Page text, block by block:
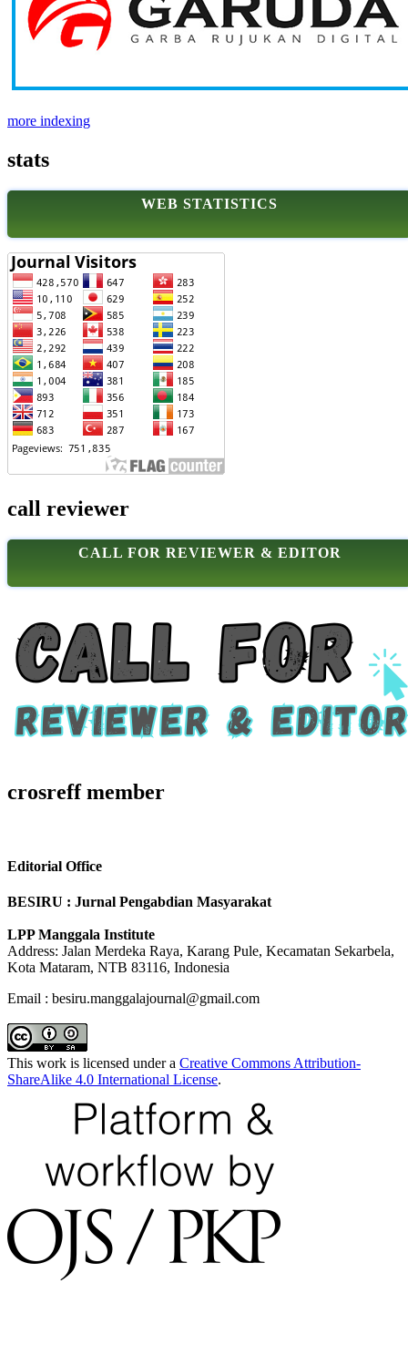
more indexing
stats
WEB STATISTICS
call reviewer
CALL FOR REVIEWER & EDITOR
crosreff member
Editorial Office
BESIRU : Jurnal Pengabdian Masyarakat
LPP Manggala Institute
Address: Jalan Merdeka Raya, Karang Pule, Kecamatan Sekarbela,
Kota Mataram, NTB 83116, Indonesia
Email : besiru.manggalajournal@gmail.com
This work is licensed under a Creative Commons Attribution-
ShareAlike 4.0 International License.